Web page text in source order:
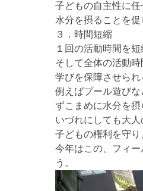
子どもの自主性に任
水分を摂ることを
３．時間短縮
１回の活動時間を
そして全体の活動
学びを保障させられ
例えばプール遊び
ずこまめに水分を摂
いづれにしても大人
子どもの権利を守
今年はこの、フィ
う。